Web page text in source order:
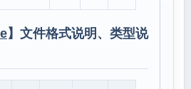
】文件格式说明、类型说